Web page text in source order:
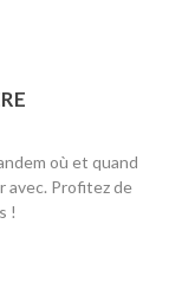
où et quand
avec. Profitez de
!